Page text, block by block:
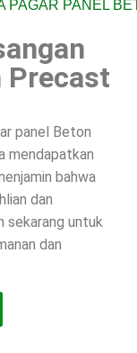
Precast
panel Beton
mendapatkan
bahwa
dan
sekarang untuk
dan